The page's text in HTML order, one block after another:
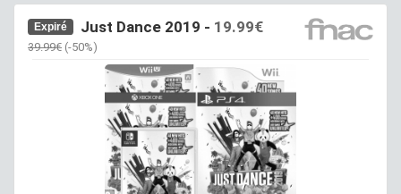
Expiré Just Dance 2019 - 19.99€
39.99€ (-50%)